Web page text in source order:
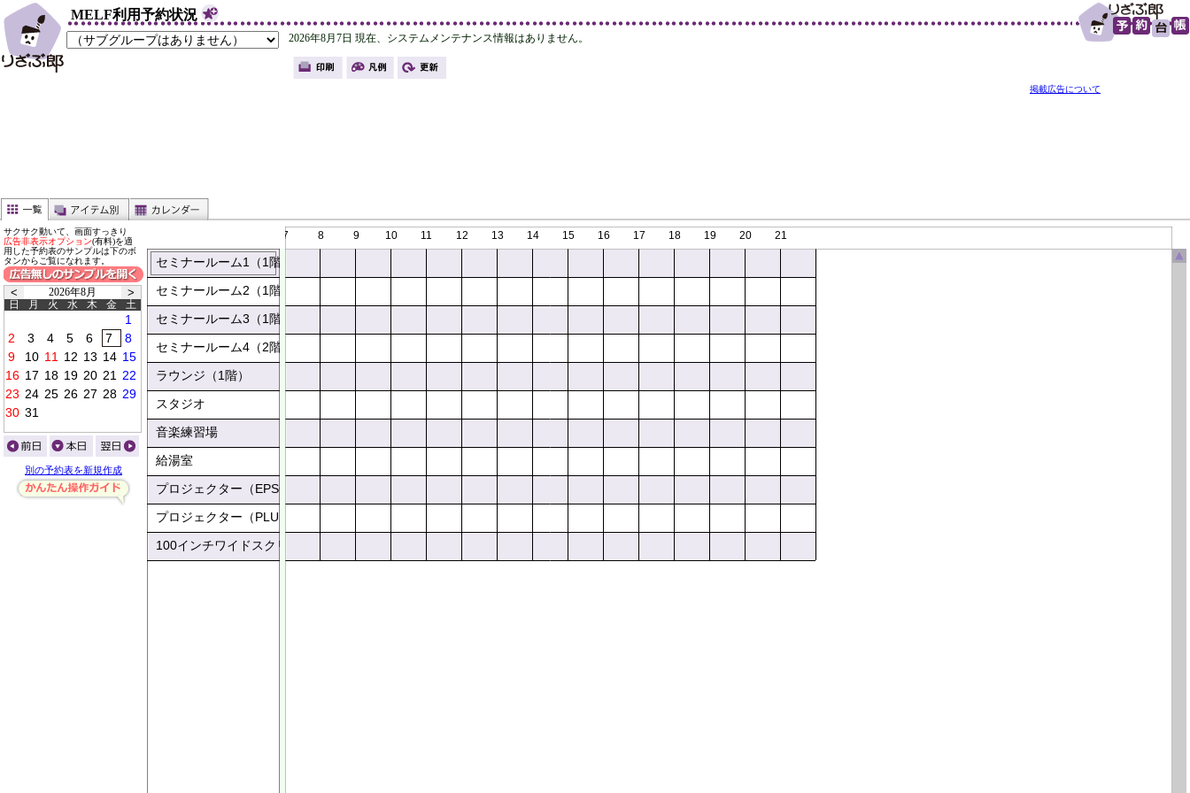
MELF利用予約状況
掲載広告について
サクサク動いて、画面すっきり
広告非表示オプション(有料)を適
用した予約表のサンプルは下のボ
タンからご覧になれます。
2026年8月
日
月 火 水 木 金
土
別の予約表を新規作成
セミナールーム1（1階）
セミナールーム2（1階）
セミナールーム3（1階）
セミナールーム4（2階）
ラウンジ（1階）
スタジオ
音楽練習場
給湯室
プロジェクター（EPSON）
プロジェクター（PLUS）
100インチワイドスクリーン
7 8 9 10 11 12 13 14 15 16 17 18 19 20 21